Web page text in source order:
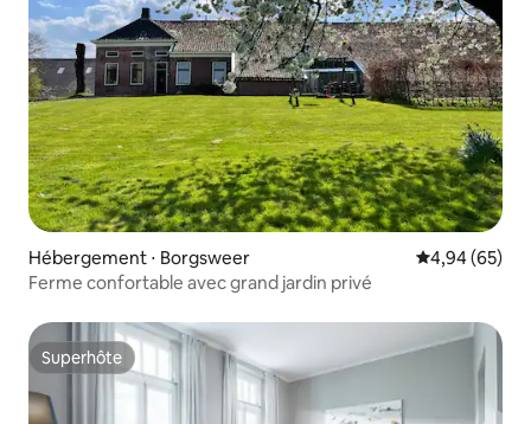
Hébergement ⋅ Borgsweer Évaluation
4,94 (65)
Ferme confortable avec grand jardin privé
Superhôte
Superhôte